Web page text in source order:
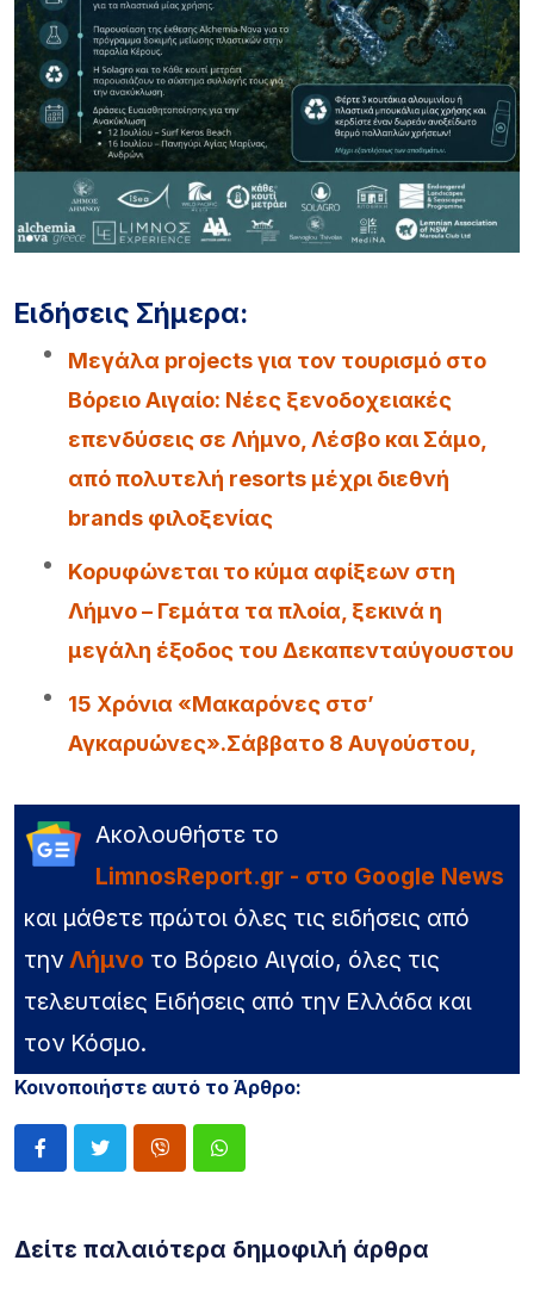
Ειδήσεις Σήμερα:
Μεγάλα projects για τον τουρισμό στο
Βόρειο Αιγαίο: Νέες ξενοδοχειακές
επενδύσεις σε Λήμνο, Λέσβο και Σάμο,
από πολυτελή resorts μέχρι διεθνή
brands φιλοξενίας
Κορυφώνεται το κύμα αφίξεων στη
Λήμνο – Γεμάτα τα πλοία, ξεκινά η
μεγάλη έξοδος του Δεκαπενταύγουστου
15 Χρόνια «Μακαρόνες στσ’
Αγκαρυώνες».Σάββατο 8 Αυγούστου,
Ακολουθήστε το
LimnosReport.gr - στο Google News
και μάθετε πρώτοι όλες τις ειδήσεις από
την Λήμνο το Βόρειο Αιγαίο, όλες τις
τελευταίες Ειδήσεις από την Ελλάδα και
τον Κόσμο.
Κοινοποιήστε αυτό το Άρθρο:
Δείτε παλαιότερα δημοφιλή άρθρα